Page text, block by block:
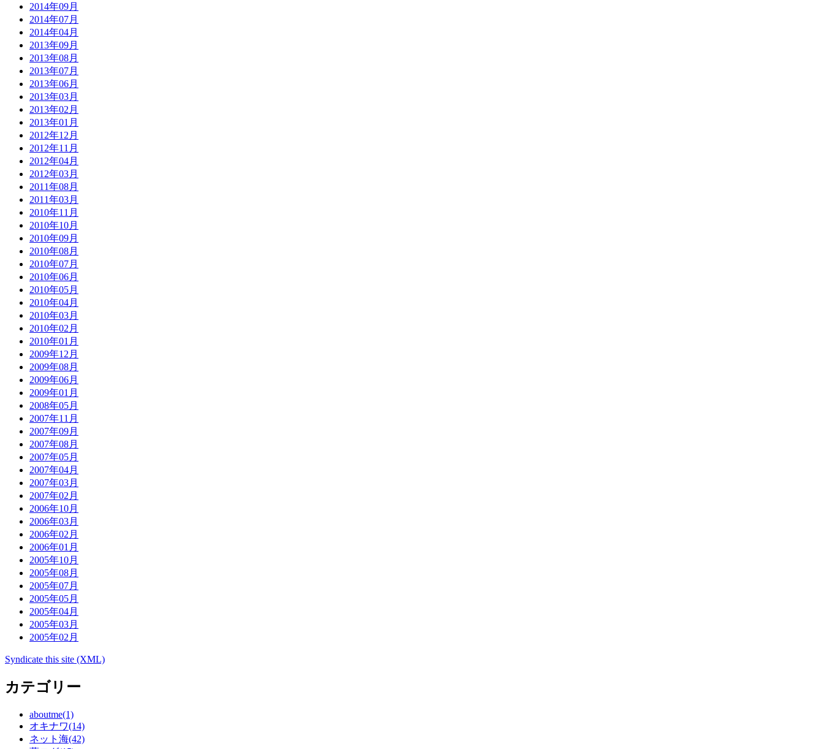
2014年09月
2014年07月
2014年04月
2013年09月
2013年08月
2013年07月
2013年06月
2013年03月
2013年02月
2013年01月
2012年12月
2012年11月
2012年04月
2012年03月
2011年08月
2011年03月
2010年11月
2010年10月
2010年09月
2010年08月
2010年07月
2010年06月
2010年05月
2010年04月
2010年03月
2010年02月
2010年01月
2009年12月
2009年08月
2009年06月
2009年01月
2008年05月
2007年11月
2007年09月
2007年08月
2007年05月
2007年04月
2007年03月
2007年02月
2006年10月
2006年03月
2006年02月
2006年01月
2005年10月
2005年08月
2005年07月
2005年05月
2005年04月
2005年03月
2005年02月
Syndicate this site (XML)
カテゴリー
aboutme(1)
オキナワ(14)
ネット海(42)